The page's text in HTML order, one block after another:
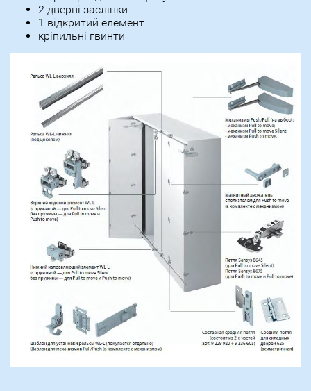
2 дверні заслінки
1 відкритий елемент
кріпильні гвинти